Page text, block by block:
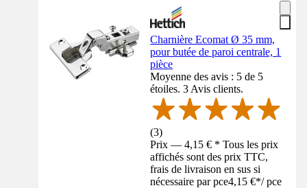
Charnière Ecomat Ø 35 mm,
pour butée de paroi centrale, 1
pièce
Moyenne des avis : 5 de 5
étoiles. 3 Avis clients.
(3)
Prix — 4,15 € * Tous les prix
affichés sont des prix TTC,
frais de livraison en sus si
nécessaire par pce4,15 €*/ pce